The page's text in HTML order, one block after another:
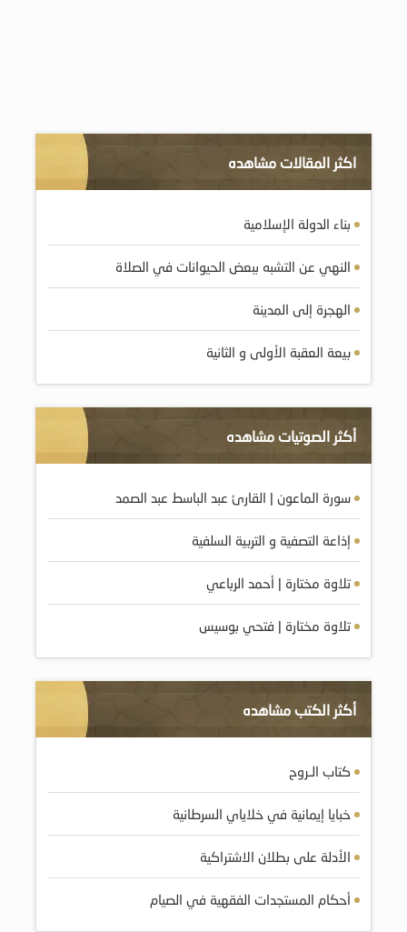
اكثر المقالات مشاهده
بناء الدولة الإسلامية
النهي عن التشبه ببعض الحيوانات في الصلاة
الهجرة إلى المدينة
بيعة العقبة الأولى و الثانية
أكثر الصوتيات مشاهده
سورة الماعون | القارئ عبد الباسط عبد الصمد
إذاعة التصفية و التربية السلفية
تلاوة مختارة | أحمد الرباعي
تلاوة مختارة | فتحي بوسيس
أكثر الكتب مشاهده
كتاب الـروح
الأدلة على بطلان الاشتراكية
أحكام المستجدات الفقهية في الصيام